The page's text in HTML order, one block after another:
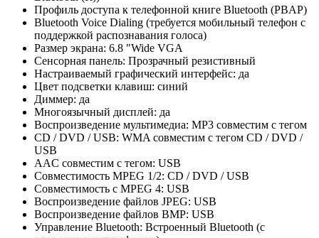
Профиль доступа к телефонной книге Bluetooth (PBAP)
Bluetooth Voice Dialing (требуется мобильный телефон с
поддержкой распознавания голоса)
Размер экрана: 6.8 "Wide VGA
Сенсорная панель: Прозрачный резистивный
Настраиваемый графический интерфейс: да
Цвет подсветки клавиш: синий
Диммер: да
Многоязычный дисплей: да
Воспроизведение мультимедиа: MP3 совместим с тегом
CD / DVD / USB: WMA совместим с тегом CD / DVD /
USB
AAC совместим с тегом: USB
Совместимость MPEG 1/2: CD / DVD / USB
Совместимость с MPEG 4: USB
Воспроизведение файлов JPEG: USB
Воспроизведение файлов BMP: USB
Управление Bluetooth: Встроенный Bluetooth (с